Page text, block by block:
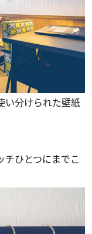
い分けられた壁紙
ひとつにまでこ